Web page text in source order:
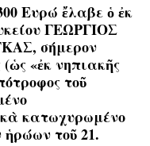
Ευρώ ἔλαβε ὁ ἐκ
ΓΕΩΡΓΙΟΣ
σήμερον
(ὡς «ἐκ νηπιακῆς
τοῦ
κατωχυρωμένο
τοῦ 21.